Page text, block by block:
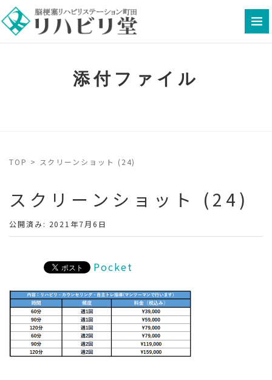
添付ファイル
TOP > スクリーンショット (24)
スクリーンショット (24)
公開済み: 2021年7月6日
Pocket